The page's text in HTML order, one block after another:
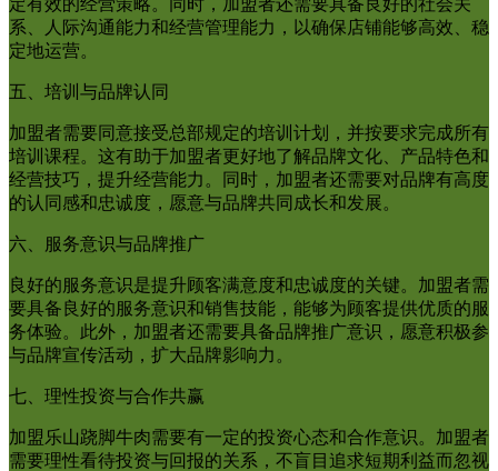
系、人际沟通能力和经营管理能力，以确保店铺能够高效、稳
定地运营。
五、培训与品牌认同
加盟者需要同意接受总部规定的培训计划，并按要求完成所有
培训课程。这有助于加盟者更好地了解品牌文化、产品特色和
经营技巧，提升经营能力。同时，加盟者还需要对品牌有高度
的认同感和忠诚度，愿意与品牌共同成长和发展。
六、服务意识与品牌推广
良好的服务意识是提升顾客满意度和忠诚度的关键。加盟者需
要具备良好的服务意识和销售技能，能够为顾客提供优质的服
务体验。此外，加盟者还需要具备品牌推广意识，愿意积极参
与品牌宣传活动，扩大品牌影响力。
七、理性投资与合作共赢
加盟乐山跷脚牛肉需要有一定的投资心态和合作意识。加盟者
需要理性看待投资与回报的关系，不盲目追求短期利益而忽视